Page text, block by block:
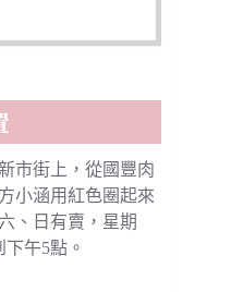
市街上，從國豐肉
小涵用紅色圈起來
、日有賣，星期
午5點。